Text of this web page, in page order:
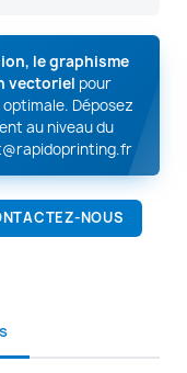
le graphisme
vectoriel pour
Déposez
au niveau du
NOUS